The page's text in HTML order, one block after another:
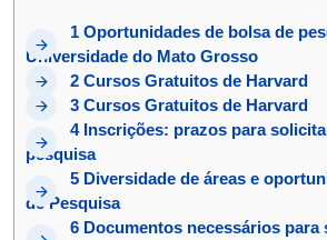
1 Oportunidades de bolsa de
Universidade do Mato Grosso
2 Cursos Gratuitos de Harvard
3 Cursos Gratuitos de Harvard
4Inscrições: prazos para
pesquisa
5 Diversidade de áreas e
de Pesquisa
6 Documentos necessários para